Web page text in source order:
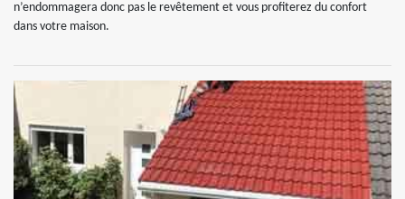
n’endommagera donc pas le revêtement et vous profiterez du confort
dans votre maison.